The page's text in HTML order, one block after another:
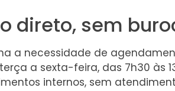
direto, sem
a necessidade de
a sexta-feira, das 7h30 às
internos, sem